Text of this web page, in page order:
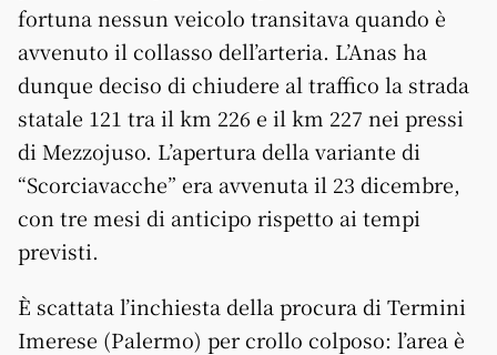
fortuna nessun veicolo transitava quando è
avvenuto il collasso dell’arteria. L’Anas ha
dunque deciso di chiudere al traffico la strada
statale 121 tra il km 226 e il km 227 nei pressi
di Mezzojuso. L’apertura della variante di
“Scorciavacche” era avvenuta il 23 dicembre,
con tre mesi di anticipo rispetto ai tempi
previsti.
È scattata l’inchiesta della procura di Termini
Imerese (Palermo) per crollo colposo: l’area è